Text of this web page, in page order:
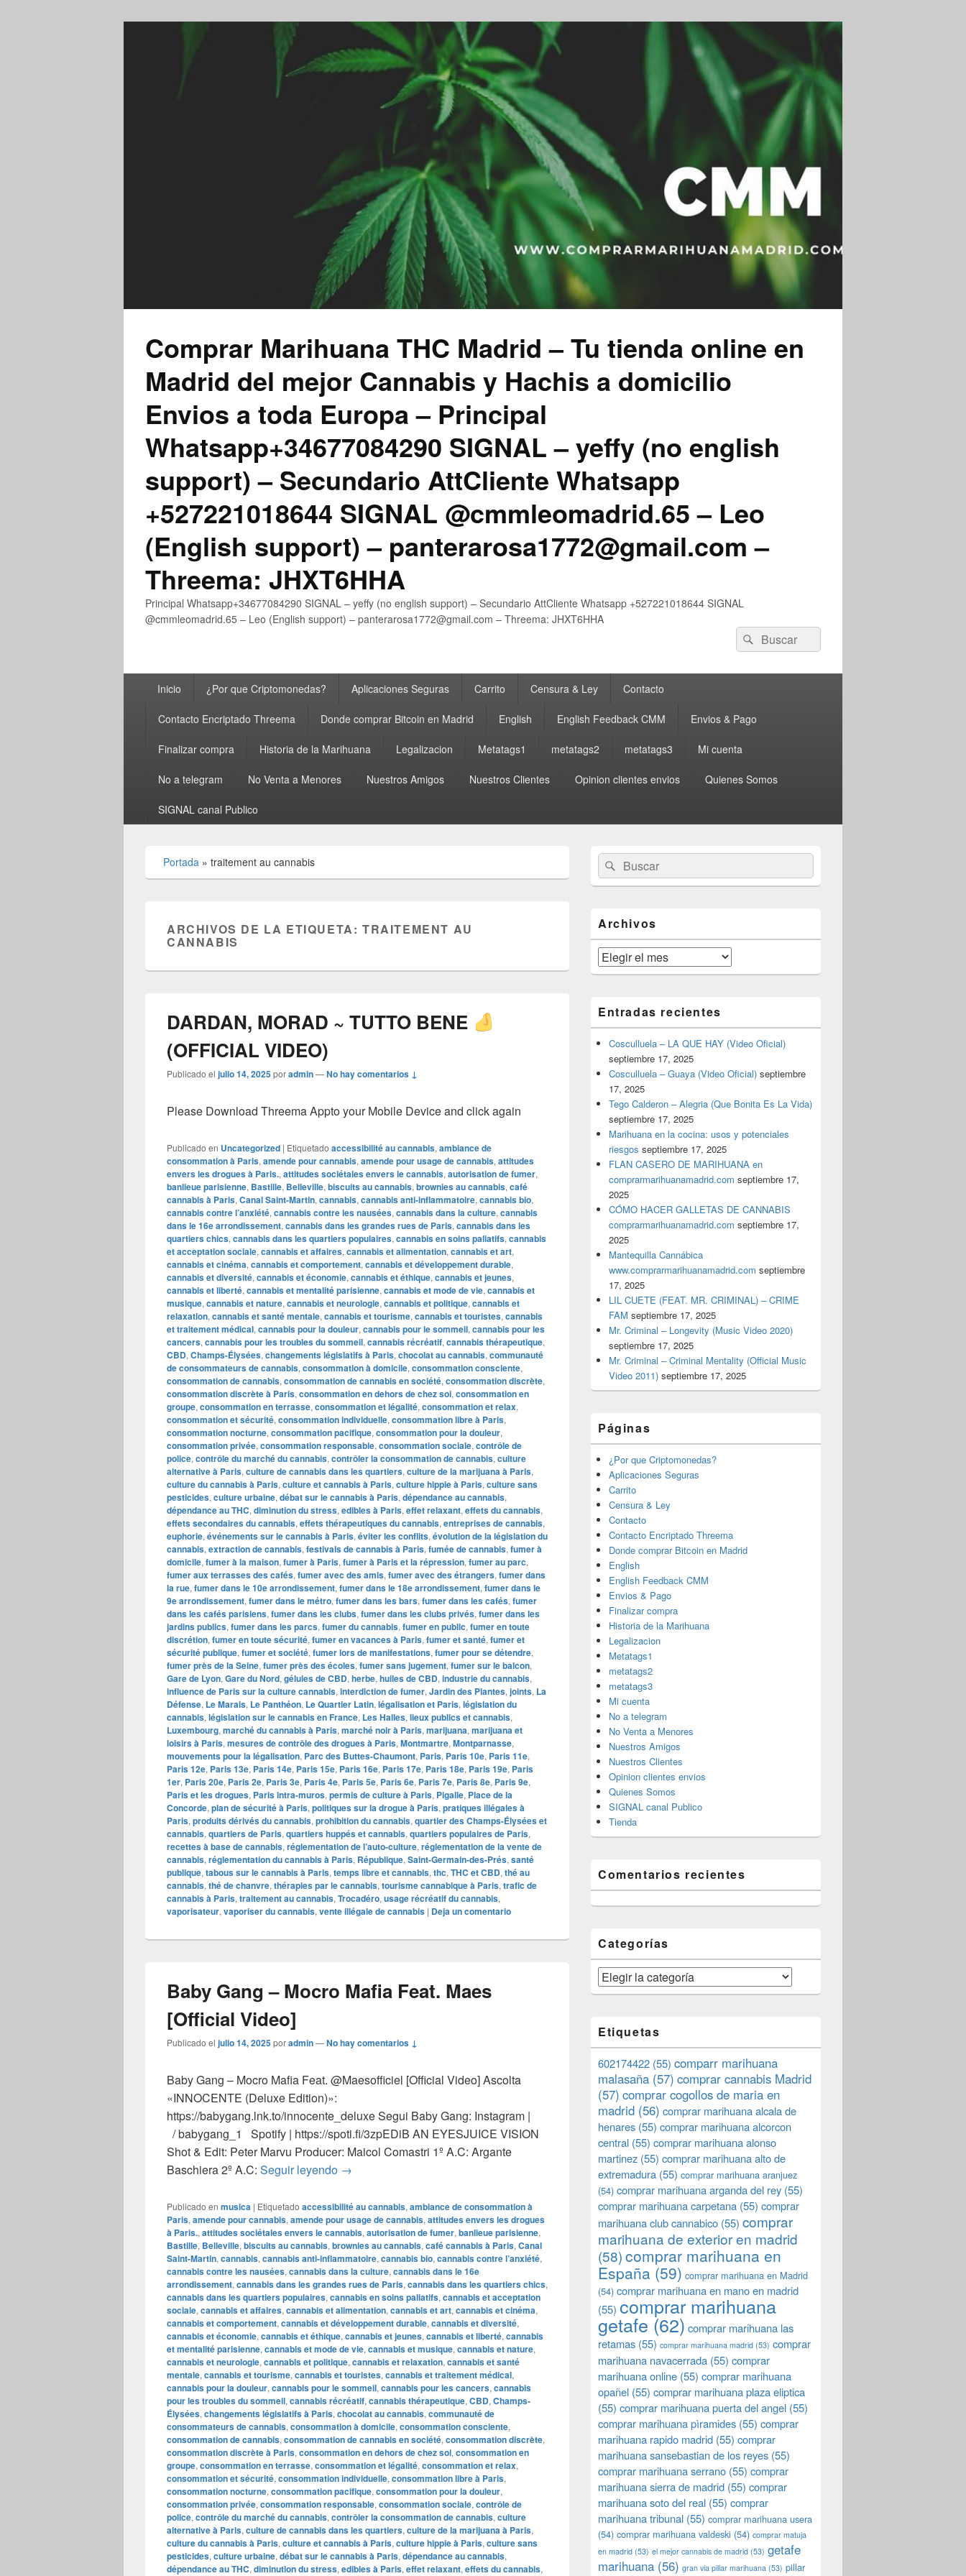
Comprar Marihuana THC Madrid – Tu tienda online en
Madrid del mejor Cannabis y Hachis a domicilio
Envios a toda Europa – Principal
Whatsapp+34677084290 SIGNAL – yeffy (no english
support) – Secundario AttCliente Whatsapp
+527221018644 SIGNAL @cmmleomadrid.65 – Leo
(English support) – panterarosa1772@gmail.com –
Threema: JHXT6HHA
Principal Whatsapp+34677084290 SIGNAL – yeffy (no english support) – Secundario AttCliente Whatsapp +527221018644 SIGNAL
@cmmleomadrid.65 – Leo (English support) – panterarosa1772@gmail.com – Threema: JHXT6HHA
Buscar
por:
Buscar
principalInicio ¿Por que Criptomonedas? Aplicaciones Seguras Carrito Censura & Ley Contacto
Contacto Encriptado Threema Donde comprar Bitcoin en Madrid English English Feedback CMM Envios & Pago
Finalizar compra Historia de la Marihuana Legalizacion Metatags1 metatags2 metatags3 Mi cuenta
No a telegram No Venta a Menores Nuestros Amigos Nuestros Clientes Opinion clientes envios Quienes Somos
SIGNAL canal Publico
Portada » traitement au cannabis
ARCHIVOS DE LA ETIQUETA:TRAITEMENT AU
CANNABIS
DARDAN, MORAD ~ TUTTO BENE
(OFFICIAL VIDEO)
Publicado el julio 14, 2025poradmin—No hay comentarios ↓
Please Download Threema Appto your Mobile Device and click again
Publicado en Uncategorized | Etiquetado accessibilité au cannabis, ambiance de
consommation à Paris, amende pour cannabis, amende pour usage de cannabis, attitudes
envers les drogues à Paris., attitudes sociétales envers le cannabis, autorisation de fumer,
banlieue parisienne, Bastille, Belleville, biscuits au cannabis, brownies au cannabis, café
cannabis à Paris, Canal Saint-Martin, cannabis, cannabis anti-inflammatoire, cannabis bio,
cannabis contre l’anxiété, cannabis contre les nausées, cannabis dans la culture, cannabis
dans le 16e arrondissement, cannabis dans les grandes rues de Paris, cannabis dans les
quartiers chics, cannabis dans les quartiers populaires, cannabis en soins paliatifs, cannabis
et acceptation sociale, cannabis et affaires, cannabis et alimentation, cannabis et art,
cannabis et cinéma, cannabis et comportement, cannabis et développement durable,
cannabis et diversité, cannabis et économie, cannabis et éthique, cannabis et jeunes,
cannabis et liberté, cannabis et mentalité parisienne, cannabis et mode de vie, cannabis et
musique, cannabis et nature, cannabis et neurologie, cannabis et politique, cannabis et
relaxation, cannabis et santé mentale, cannabis et tourisme, cannabis et touristes, cannabis
et traitement médical, cannabis pour la douleur, cannabis pour le sommeil, cannabis pour les
cancers, cannabis pour les troubles du sommeil, cannabis récréatif, cannabis thérapeutique,
CBD, Champs-Élysées, changements législatifs à Paris, chocolat au cannabis, communauté
de consommateurs de cannabis, consommation à domicile, consommation consciente,
consommation de cannabis, consommation de cannabis en société, consommation discrète,
consommation discrète à Paris, consommation en dehors de chez soi, consommation en
groupe, consommation en terrasse, consommation et légalité, consommation et relax,
consommation et sécurité, consommation individuelle, consommation libre à Paris,
consommation nocturne, consommation pacifique, consommation pour la douleur,
consommation privée, consommation responsable, consommation sociale, contrôle de
police, contrôle du marché du cannabis, contrôler la consommation de cannabis, culture
alternative à Paris, culture de cannabis dans les quartiers, culture de la marijuana à Paris,
culture du cannabis à Paris, culture et cannabis à Paris, culture hippie à Paris, culture sans
pesticides, culture urbaine, débat sur le cannabis à Paris, dépendance au cannabis,
dépendance au THC, diminution du stress, edibles à Paris, effet relaxant, effets du cannabis,
effets secondaires du cannabis, effets thérapeutiques du cannabis, entreprises de cannabis,
euphorie, événements sur le cannabis à Paris, éviter les conflits, évolution de la législation du
cannabis, extraction de cannabis, festivals de cannabis à Paris, fumée de cannabis, fumer à
domicile, fumer à la maison, fumer à Paris, fumer à Paris et la répression, fumer au parc,
fumer aux terrasses des cafés, fumer avec des amis, fumer avec des étrangers, fumer dans
la rue, fumer dans le 10e arrondissement, fumer dans le 18e arrondissement, fumer dans le
9e arrondissement, fumer dans le métro, fumer dans les bars, fumer dans les cafés, fumer
dans les cafés parisiens, fumer dans les clubs, fumer dans les clubs privés, fumer dans les
jardins publics, fumer dans les parcs, fumer du cannabis, fumer en public, fumer en toute
discrétion, fumer en toute sécurité, fumer en vacances à Paris, fumer et santé, fumer et
sécurité publique, fumer et société, fumer lors de manifestations, fumer pour se détendre,
fumer près de la Seine, fumer près des écoles, fumer sans jugement, fumer sur le balcon,
Gare de Lyon, Gare du Nord, gélules de CBD, herbe, huiles de CBD, industrie du cannabis,
influence de Paris sur la culture cannabis, interdiction de fumer, Jardin des Plantes, joints, La
Défense, Le Marais, Le Panthéon, Le Quartier Latin, légalisation et Paris, législation du
cannabis, législation sur le cannabis en France, Les Halles, lieux publics et cannabis,
Luxembourg, marché du cannabis à Paris, marché noir à Paris, marijuana, marijuana et
loisirs à Paris, mesures de contrôle des drogues à Paris, Montmartre, Montparnasse,
mouvements pour la légalisation, Parc des Buttes-Chaumont, Paris, Paris 10e, Paris 11e,
Paris 12e, Paris 13e, Paris 14e, Paris 15e, Paris 16e, Paris 17e, Paris 18e, Paris 19e, Paris
1er, Paris 20e, Paris 2e, Paris 3e, Paris 4e, Paris 5e, Paris 6e, Paris 7e, Paris 8e, Paris 9e,
Paris et les drogues, Paris intra-muros, permis de culture à Paris, Pigalle, Place de la
Concorde, plan de sécurité à Paris, politiques sur la drogue à Paris, pratiques illégales à
Paris, produits dérivés du cannabis, prohibition du cannabis, quartier des Champs-Élysées et
cannabis, quartiers de Paris, quartiers huppés et cannabis, quartiers populaires de Paris,
recettes à base de cannabis, réglementation de l’auto-culture, réglementation de la vente de
cannabis, réglementation du cannabis à Paris, République, Saint-Germain-des-Prés, santé
publique, tabous sur le cannabis à Paris, temps libre et cannabis, thc, THC et CBD, thé au
cannabis, thé de chanvre, thérapies par le cannabis, tourisme cannabique à Paris, trafic de
cannabis à Paris, traitement au cannabis, Trocadéro, usage récréatif du cannabis,
vaporisateur, vaporiser du cannabis, vente illégale de cannabis | Deja un comentario
Baby Gang – Mocro Mafia Feat. Maes
[Official Video]
Publicado el julio 14, 2025poradmin—No hay comentarios ↓
Baby Gang – Mocro Mafia Feat. ‪@Maesofficiel‬ [Official Video] Ascolta
«INNOCENTE (Deluxe Edition)»:
https://babygang.lnk.to/innocente_deluxe Segui Baby Gang: Instagram |
/ babygang_1 Spotify | https://spoti.fi/3zpEDiB AN EYESJUICE VISION
Shot & Edit: Peter Marvu Producer: Maicol Comastri 1º A.C: Argante
Baschiera 2º A.C: Seguir leyendo Baby Gang – Mocro Mafia Feat. Maes [Official Video]
→
Publicado en musica | Etiquetado accessibilité au cannabis, ambiance de consommation à
Paris, amende pour cannabis, amende pour usage de cannabis, attitudes envers les drogues
à Paris., attitudes sociétales envers le cannabis, autorisation de fumer, banlieue parisienne,
Bastille, Belleville, biscuits au cannabis, brownies au cannabis, café cannabis à Paris, Canal
Saint-Martin, cannabis, cannabis anti-inflammatoire, cannabis bio, cannabis contre l’anxiété,
cannabis contre les nausées, cannabis dans la culture, cannabis dans le 16e
arrondissement, cannabis dans les grandes rues de Paris, cannabis dans les quartiers chics,
cannabis dans les quartiers populaires, cannabis en soins paliatifs, cannabis et acceptation
sociale, cannabis et affaires, cannabis et alimentation, cannabis et art, cannabis et cinéma,
cannabis et comportement, cannabis et développement durable, cannabis et diversité,
cannabis et économie, cannabis et éthique, cannabis et jeunes, cannabis et liberté, cannabis
et mentalité parisienne, cannabis et mode de vie, cannabis et musique, cannabis et nature,
cannabis et neurologie, cannabis et politique, cannabis et relaxation, cannabis et santé
mentale, cannabis et tourisme, cannabis et touristes, cannabis et traitement médical,
cannabis pour la douleur, cannabis pour le sommeil, cannabis pour les cancers, cannabis
pour les troubles du sommeil, cannabis récréatif, cannabis thérapeutique, CBD, Champs-
Élysées, changements législatifs à Paris, chocolat au cannabis, communauté de
consommateurs de cannabis, consommation à domicile, consommation consciente,
consommation de cannabis, consommation de cannabis en société, consommation discrète,
consommation discrète à Paris, consommation en dehors de chez soi, consommation en
groupe, consommation en terrasse, consommation et légalité, consommation et relax,
consommation et sécurité, consommation individuelle, consommation libre à Paris,
consommation nocturne, consommation pacifique, consommation pour la douleur,
consommation privée, consommation responsable, consommation sociale, contrôle de
police, contrôle du marché du cannabis, contrôler la consommation de cannabis, culture
alternative à Paris, culture de cannabis dans les quartiers, culture de la marijuana à Paris,
culture du cannabis à Paris, culture et cannabis à Paris, culture hippie à Paris, culture sans
pesticides, culture urbaine, débat sur le cannabis à Paris, dépendance au cannabis,
dépendance au THC, diminution du stress, edibles à Paris, effet relaxant, effets du cannabis,
área
de
widget
lateral
primaria
Buscar
por:
Buscar
Archivos
Archivos
Entradas recientes
Cosculluela – LA QUE HAY (Video Oficial)
septiembre 17, 2025
Cosculluela – Guaya (Video Oficial) septiembre
17, 2025
Tego Calderon – Alegria (Que Bonita Es La Vida)
septiembre 17, 2025
Marihuana en la cocina: usos y potenciales
riesgos septiembre 17, 2025
FLAN CASERO DE MARIHUANA en
comprarmarihuanamadrid.com septiembre 17,
2025
CÓMO HACER GALLETAS DE CANNABIS
comprarmarihuanamadrid.com septiembre 17,
2025
Mantequilla Cannábica
www.comprarmarihuanamadrid.com septiembre
17, 2025
LIL CUETE (FEAT. MR. CRIMINAL) – CRIME
FAM septiembre 17, 2025
Mr. Criminal – Longevity (Music Video 2020)
septiembre 17, 2025
Mr. Criminal – Criminal Mentality (Official Music
Video 2011) septiembre 17, 2025
Páginas
¿Por que Criptomonedas?
Aplicaciones Seguras
Carrito
Censura & Ley
Contacto
Contacto Encriptado Threema
Donde comprar Bitcoin en Madrid
English
English Feedback CMM
Envios & Pago
Finalizar compra
Historia de la Marihuana
Legalizacion
Metatags1
metatags2
metatags3
Mi cuenta
No a telegram
No Venta a Menores
Nuestros Amigos
Nuestros Clientes
Opinion clientes envios
Quienes Somos
SIGNAL canal Publico
Tienda
Comentarios recientes
Categorías
Categorías
Etiquetas
602174422 (55) comparr marihuana
malasaña (57) comprar cannabis Madrid
(57) comprar cogollos de maria en
madrid (56) comprar marihuana alcala de
henares (55) comprar marihuana alcorcon
central (55) comprar marihuana alonso
martinez (55) comprar marihuana alto de
extremadura (55) comprar marihuana aranjuez
(54) comprar marihuana arganda del rey (55)
comprar marihuana carpetana (55) comprar
marihuana club cannabico (55) comprar
marihuana de exterior en madrid
(58)comprar marihuana en
España (59) comprar marihuana en Madrid
(54) comprar marihuana en mano en madrid
(55) comprar marihuana
getafe (62) comprar marihuana las
retamas (55) comprar marihuana madrid (53) comprar
marihuana navacerrada (55) comprar
marihuana online (55) comprar marihuana
opañel (55) comprar marihuana plaza eliptica
(55) comprar marihuana puerta del angel (55)
comprar marihuana pìramides (55) comprar
marihuana rapido madrid (55) comprar
marihuana sansebastian de los reyes (55)
comprar marihuana serrano (55) comprar
marihuana sierra de madrid (55) comprar
marihuana soto del real (55) comprar
marihuana tribunal (55) comprar marihuana usera
(54) comprar marihuana valdeski (54) comprar matuja
en madrid (53) el mejor cannabis de madrid (53) getafe
marihuana (56) gran via pillar marihuana (53) pillar